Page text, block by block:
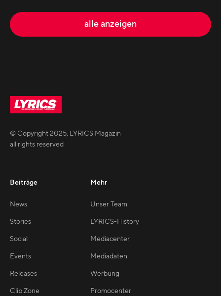
alle anzeigen
© Copyright2025, LYRICS Magazin
all rights reserved
Beiträge
News
Stories
Social
Events
Releases
Clip Zone
Mehr
Unser Team
LYRICS-History
Mediacenter
Mediadaten
Werbung
Promocenter